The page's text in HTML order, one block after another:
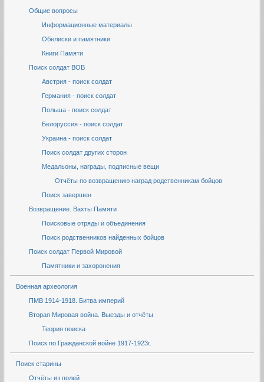
Общие вопросы
Информационные материалы
Обелиски и памятники
Книги Памяти
Поиск солдат ВОВ
Австрия - поиск солдат
Германия - поиск солдат
Польша - поиск солдат
Белоруссия - поиск солдат
Украина - поиск солдат
Поиск солдат других сторон
Медальоны, награды, подписные вещи
Отчёты по возвращению наград родственникам бойцов
Поиск завершен
Возвращение. Вахты Памяти
Поисковые отряды и объединения
Поиск родственников найденных бойцов
Поиск солдат Первой Мировой
Памятники и захоронения
Военная археология
ПМВ 1914-1918. Битва империй
Вторая Мировая война. Выезды и отчёты
Теория поиска
Поиск по Гражданской войне 1917-1923г.
Поиск старины
Отчёты из полей